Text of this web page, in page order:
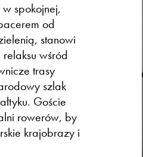
w spokojnej,
od
stanowi
wśród
trasy
szlak
Goście
rowerów, by
krajobrazy i